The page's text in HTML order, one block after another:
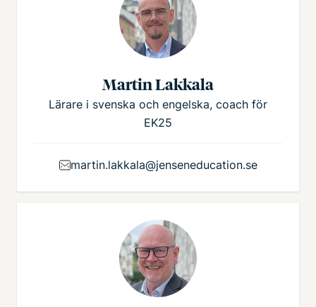
Martin Lakkala
Lärare i svenska och engelska, coach för
EK25
martin.lakkala@jenseneducation.se